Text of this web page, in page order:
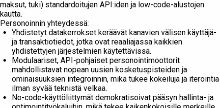
maksut, tuki) standardoitujen API:iden ja low-code-alustojen
kautta.
Personoinnin yhteydessä:
Yhdistetyt datakerrokset keräävät kanavien välisen käyttäjä-
ja transaktiotiedot, jotka ovat reaaliajassa kaikkien
yhdistettyjen järjestelmien käytettävissä.
Modulaariset, API-pohjaiset personointimoottorit
mahdollistavat nopean uusien kosketuspisteiden ja
ominaisuuksien integroinnin, mikä tukee kokeiluja ja iterointia
ilman syvää teknistä velkaa.
No-code-käyttöliittymät demokratisoivat pääsyn hallinta- ja